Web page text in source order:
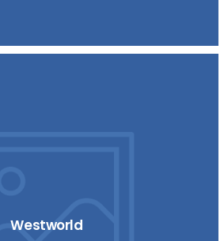
Westworld